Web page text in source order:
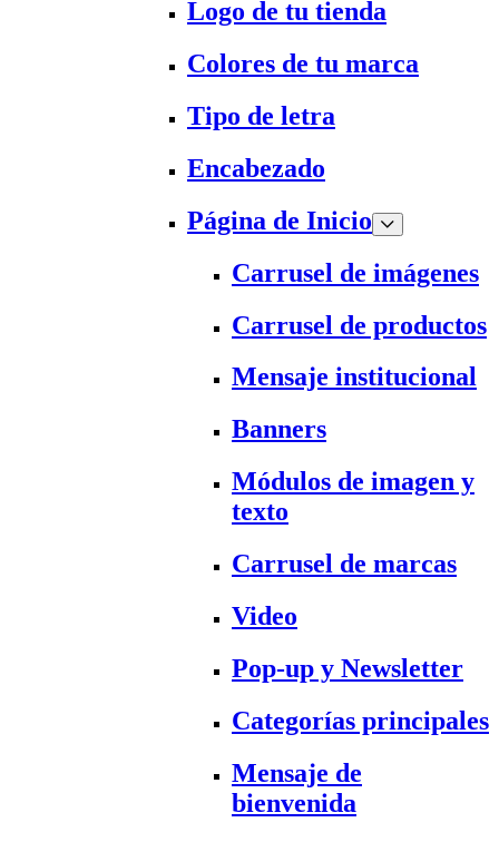
Logo de tu tienda
Colores de tu marca
Tipo de letra
Encabezado
Página de Inicio
Carrusel de imágenes
Carrusel de productos
Mensaje institucional
Banners
Módulos de imagen y
texto
Carrusel de marcas
Video
Pop-up y Newsletter
Categorías principales
Mensaje de
bienvenida